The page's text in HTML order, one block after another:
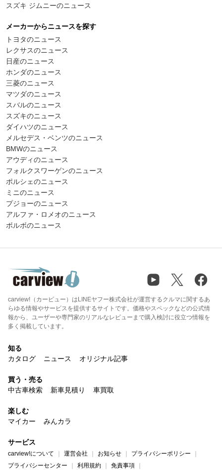
スズキ ジムニーのニュース
メーカーからニュースを探す
トヨタのニュース
レクサスのニュース
日産のニュース
ホンダのニュース
三菱のニュース
マツダのニュース
スバルのニュース
スズキのニュース
ダイハツのニュース
メルセデス・ベンツのニュース
BMWのニュース
アウディのニュース
フォルクスワーゲンのニュース
ポルシェのニュース
ミニのニュース
プジョーのニュース
アルファ・ロメオのニュース
ボルボのニュース
carview!（カービュー）はLINEヤフー株式会社が運営するクルマに関するあ
らゆる情報やサービスを提供するサイトです。価格やスペックなどの公式情
報から、ユーザーや専門家のリアルなレビューまで購入検討に役立つ情報を
多く掲載しています。
知る
カタログ
ニュース オリジナル記事
買う・売る
中古車検索
新車見積り 車買取
楽しむ
マイカー
みんカラ
サービス
carview!について 運営会社 お知らせ
プライバシーポリシー
プライバシーセンター
利用規約 免責事項